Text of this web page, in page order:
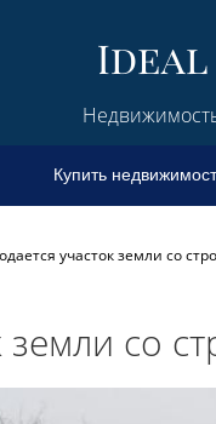
Купить
участок земли со
земли со